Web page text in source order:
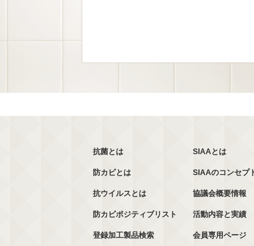
抗菌とは
防カビとは
抗ウイルスとは
防カビポジティブリスト
登録加工製品検索
SIAAとは
SIAAのコンセプ
協議会概要情報
活動内容と実績
会員専用ページ